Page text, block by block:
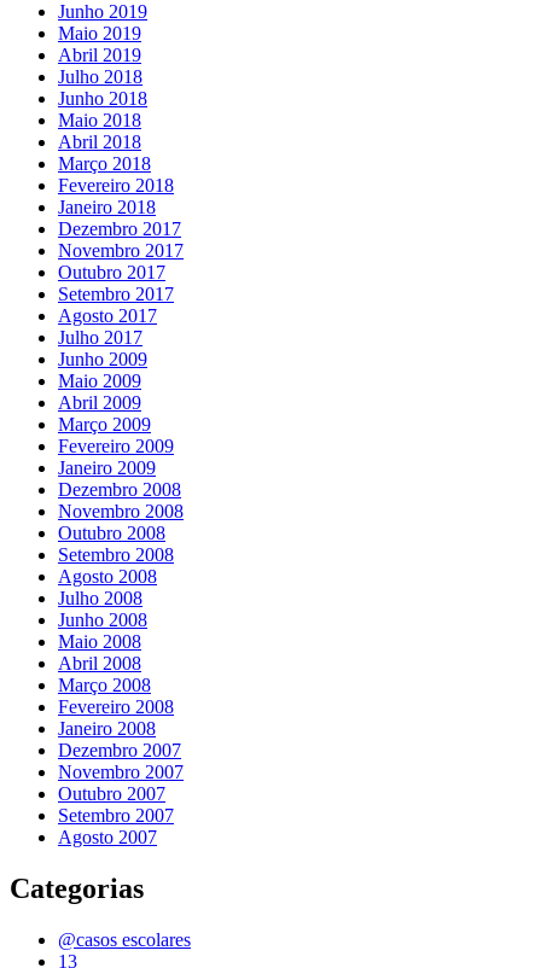
Junho 2019
Maio 2019
Abril 2019
Julho 2018
Junho 2018
Maio 2018
Abril 2018
Março 2018
Fevereiro 2018
Janeiro 2018
Dezembro 2017
Novembro 2017
Outubro 2017
Setembro 2017
Agosto 2017
Julho 2017
Junho 2009
Maio 2009
Abril 2009
Março 2009
Fevereiro 2009
Janeiro 2009
Dezembro 2008
Novembro 2008
Outubro 2008
Setembro 2008
Agosto 2008
Julho 2008
Junho 2008
Maio 2008
Abril 2008
Março 2008
Fevereiro 2008
Janeiro 2008
Dezembro 2007
Novembro 2007
Outubro 2007
Setembro 2007
Agosto 2007
Categorias
@casos escolares
13